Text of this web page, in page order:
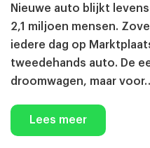
Nieuwe auto blijkt
2,1 miljoen mensen.
iedere dag op
tweedehands auto. De
droomwagen, maar
Lees meer